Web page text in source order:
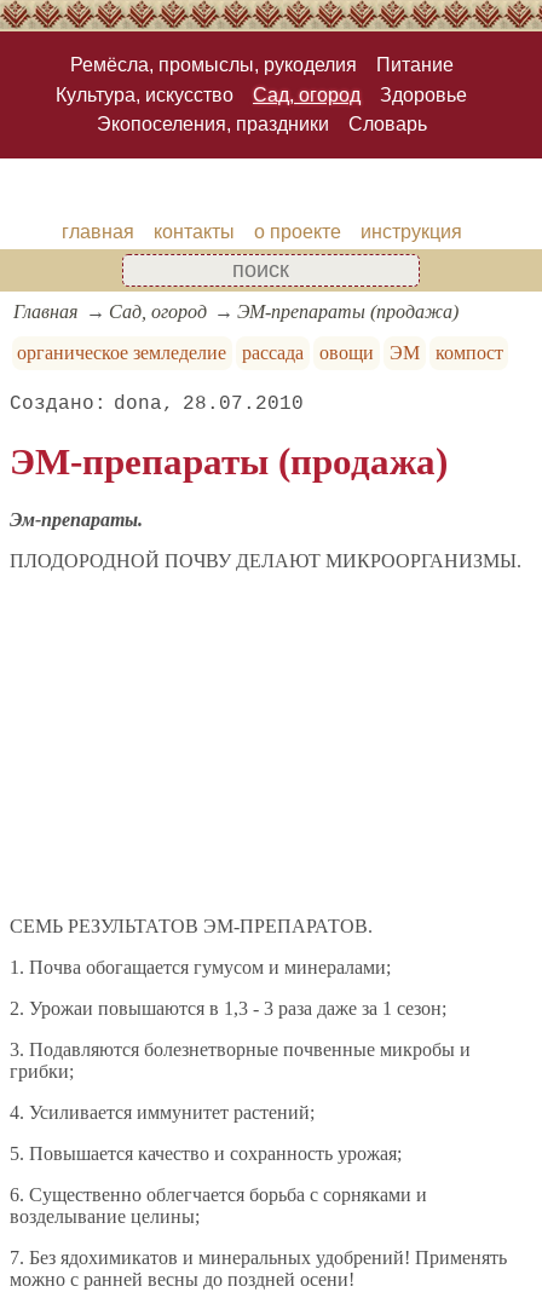
Ремёсла, промыслы, рукоделия
Питание
Культура, искусство
Сад, огород
Здоровье
Экопоселения, праздники
Словарь
главная контакты о проекте инструкция
Главная Сад, огород
ЭМ-препараты (продажа)
органическое земледелие
рассада овощи ЭМ компост
dona 28.07.2010
ЭМ-препараты (продажа)
Эм-препараты.
ПЛОДОРОДНОЙ ПОЧВУ ДЕЛАЮТ МИКРООРГАНИЗМЫ.
СЕМЬ РЕЗУЛЬТАТОВ ЭМ-ПРЕПАРАТОВ.
1. Почва обогащается гумусом и минералами;
2. Урожаи повышаются в 1,3 - 3 раза даже за 1 сезон;
3. Подавляются болезнетворные почвенные микробы и
грибки;
4. Усиливается иммунитет растений;
5. Повышается качество и сохранность урожая;
6. Существенно облегчается борьба с сорняками и
возделывание целины;
7. Без ядохимикатов и минеральных удобрений! Применять
можно с ранней весны до поздней осени!